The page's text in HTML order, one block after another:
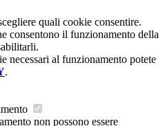
quali cookie consentire.
consentono il funzionamento della
necessari al funzionamento potete
.
non possono essere